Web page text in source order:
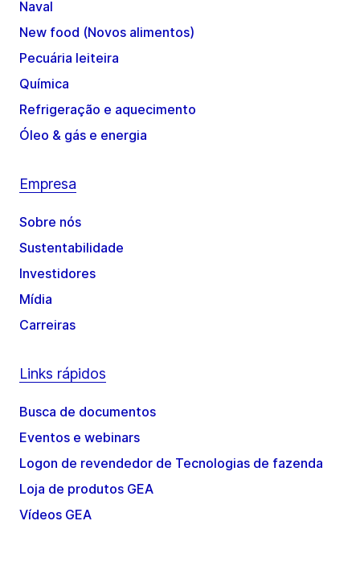
Naval
New food (Novos alimentos)
Pecuária leiteira
Química
Refrigeração e aquecimento
Óleo & gás e energia
Empresa
Sobre nós
Sustentabilidade
Investidores
Mídia
Carreiras
Links rápidos
Busca de documentos
Eventos e webinars
Logon de revendedor de Tecnologias de fazenda
Loja de produtos GEA
Vídeos GEA